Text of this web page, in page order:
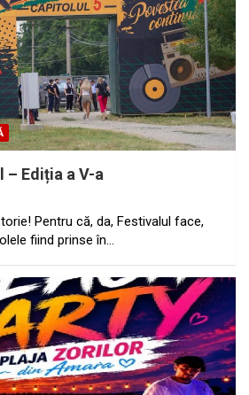
– Ediția a V-a
Pentru că, da, Festivalul face,
fiind prinse în…